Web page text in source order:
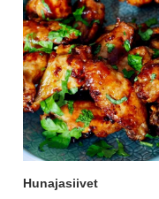
Hunajasiivet